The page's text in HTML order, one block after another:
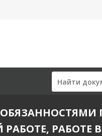
РАБОТЕ